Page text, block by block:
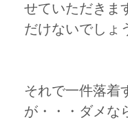
せていただきま
だけないでしょ
それで一件落着
が・・・ダメな